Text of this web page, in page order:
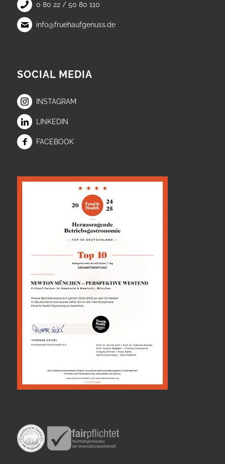
0 80 22 / 50 80 110
info@fruehaufgenuss.de
SOCIAL MEDIA
INSTAGRAM
LINKEDIN
FACEBOOK